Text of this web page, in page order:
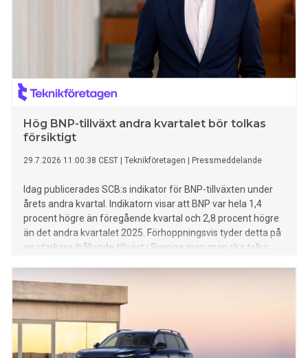
Hög BNP-tillväxt andra kvartalet bör tolkas
försiktigt
29.7.2026 11:00:38 CEST Teknikföretagen Pressmeddelande
Idag publicerades SCB:s indikator för BNP-tillväxten under
årets andra kvartal. Indikatorn visar att BNP var hela 1,4
procent högre än föregående kvartal och 2,8 procent högre
än det andra kvartalet 2025. Förhoppningsvis tyder detta på
en starkare ihållande tillväxt i Sverige men man ska tolka